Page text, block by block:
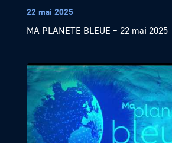
22 mai 2025
MA PLANETE BLEUE – 22 mai 2025